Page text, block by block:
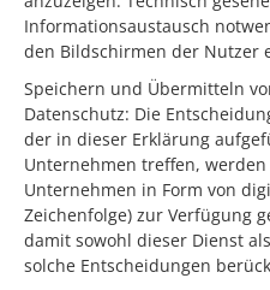
Informationsaustausch
den Bildschirmen der Nutzer
Speichern und Übermitteln
Datenschutz: Die
der in dieser Erklärung
Unternehmen treffen,
Unternehmen in Form von
Zeichenfolge) zur Verfügung
damit sowohl dieser Dienst
solche Entscheidungen